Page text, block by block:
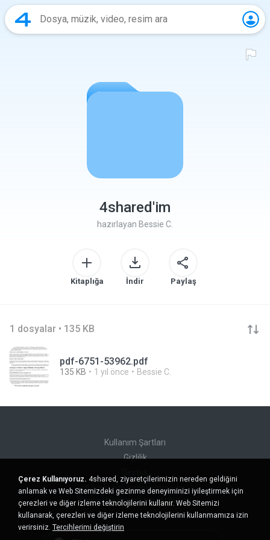
4shared'im
hazırlayan Bessie C.
Kitaplığa İndir Paylaş
1 dosyalar • 135 KB
pdf-6751-53962.pdf
135 KB 1 yıl önce Bessie C.
Kullanım Şartları
Gizlilik
Kişisel bilgilerimi satmayın
Kişisel bilgilerimi paylaşmayın
Çerez Kullanıyoruz. 4shared, ziyaretçilerimizin nereden geldiğini
anlamak ve Web Sitemizdeki gezinme deneyiminizi iyileştirmek için
çerezleri ve diğer izleme teknolojilerini kullanır. Web Sitemizi
kullanarak, çerezleri ve diğer izleme teknolojilerini kullanmamıza izin
verirsiniz. Tercihlerimi değiştirin